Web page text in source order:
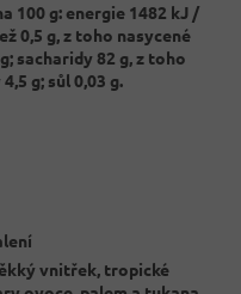
100 g: energie 1482 kJ /
0,5 g, z toho nasycené
sacharidy 82 g, z toho
g; sůl 0,03 g.
vnitřek, tropické